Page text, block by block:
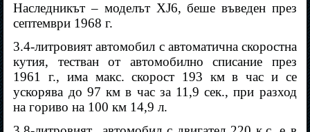
Наследникът – моделът XJ6, беше въведен през
септември 1968 г.
3.4-литровият автомобил с автоматична скоростна
кутия, тестван от автомобилно списание през
1961 г., има макс. скорост 193 км в час и се
ускорява до 97 км в час за 11,9 сек., при разход
на гориво на 100 км 14,9 л.